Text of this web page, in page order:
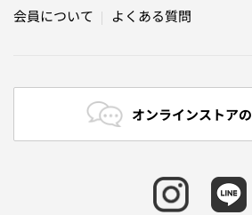
会員について
よくある質問
オンラインストアの